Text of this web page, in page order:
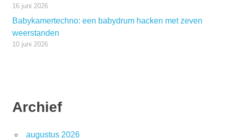
16 juni 2026
Babykamertechno: een babydrum hacken met zeven
weerstanden
10 juni 2026
Archief
augustus 2026